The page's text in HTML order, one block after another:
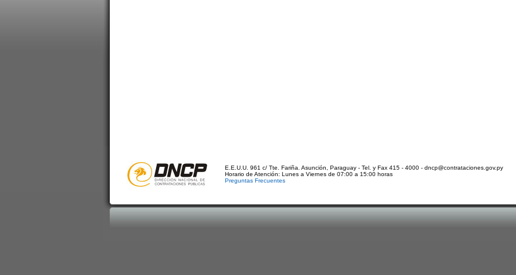
E.E.U.U. 961 c/ Tte. Fariña. Asunción, Paraguay - Tel. y Fax 415 - 4000 - dncp@contrataciones.gov.py
Horario de Atención: Lunes a Viernes de 07:00 a 15:00 horas
Preguntas Frecuentes